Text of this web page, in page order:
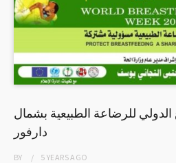
الدولي للرضاعة الطبيعية بشمال
دارفور
BY 5 YEARSAGO